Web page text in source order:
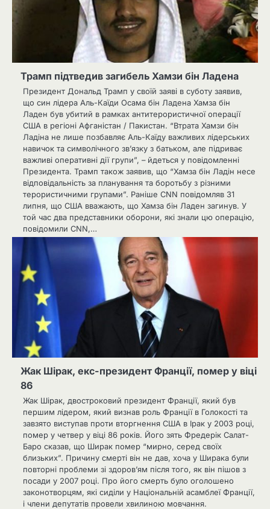
Трамп підтведив загибель Хамзи бін Ладена
Президент Дональд Трамп у своїй заяві в суботу заявив,
що син лідера Аль-Каїди Осама бін Ладена Хамза бін
Ладен був убитий в рамках антитерористичної операції
США в регіоні Афганістан / Пакистан. “Втрата Хамзи бін
Ладіна не лише позбавляє Аль-Каїду важливих лідерських
навичок та символічного зв’язку з батьком, але підриває
важливі оперативні дії групи”, – йдеться у повідомленні
Президента. Трамп також заявив, що “Хамза бін Ладін несе
відповідальність за планування та боротьбу з різними
терористичними групами”. Раніше CNN повідомляв 31
липня, що США вважають, що Хамза бін Ладен загинув. У
той час два представники оборони, які знали цю операцію,
повідомили CNN,…
Жак Шірак, екс-президент Франції, помер у віці
86
Жак Шірак, двостроковий президент Франції, який був
першим лідером, який визнав роль Франції в Голокості та
завзято виступав проти вторгнення США в Ірак у 2003 році,
помер у четвер у віці 86 років. Його зять Фредерік Салат-
Баро сказав, що Ширак помер “мирно, серед своїх
близьких”. Причину смерті він не дав, хоча у Ширака були
повторні проблеми зі здоров’ям після того, як він пішов з
посади у 2007 році. Про його смерть було оголошено
законотворцям, які сиділи у Національній асамблеї Франції,
і члени депутатів провели хвилиною мовчання.